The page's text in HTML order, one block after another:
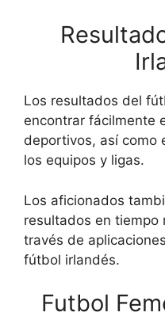
Los resultados del
encontrar fácilmente
deportivos, así como
los equipos y ligas.
Los aficionados
resultados en tiempo
través de
fútbol irlandés.
Futbol